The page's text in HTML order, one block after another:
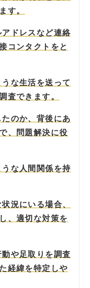
す。
ドレスなど連絡
コンタクトをと
な生活を送って
査できます。
のか、背後にあ
、問題解決に役
な人間関係を持
況にいる場合、
、適切な対策を
や足取りを調査
経緯を特定しや